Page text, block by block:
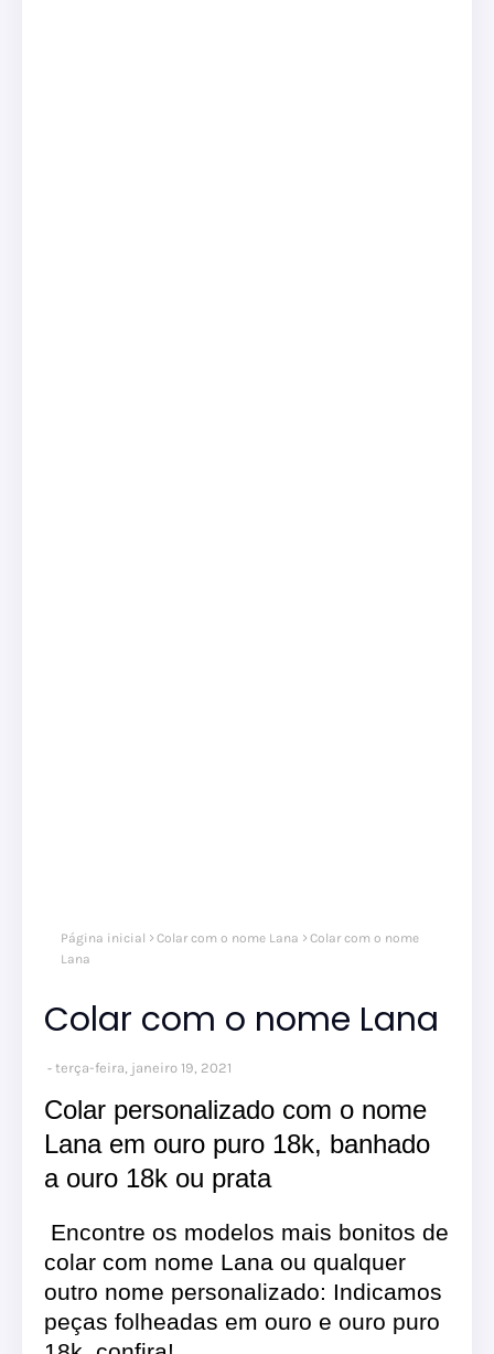
Página inicial Colar com o nome Lana
Colar com o nome
Lana
Colar com o nome Lana
terça-feira, janeiro 19, 2021
Colar personalizado com o nome
Lana em ouro puro 18k, banhado
a ouro 18k ou prata
Encontre os modelos mais bonitos de
colar com nome Lana ou qualquer
outro nome personalizado: Indicamos
peças folheadas em ouro e ouro puro